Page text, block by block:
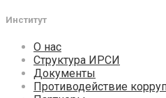
Институт
О нас
Структура ИРСИ
Документы
Противодействие